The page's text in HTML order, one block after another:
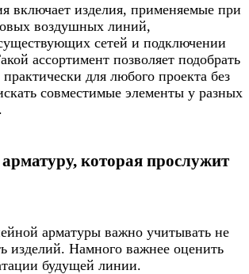
включает изделия, применяемые при
воздушных линий,
сетей и подключении
ассортимент позволяет подобрать
для любого проекта без
совместимые элементы у разных
которая прослужит
арматуры важно учитывать не
изделий. Намного важнее оценить
будущей линии.